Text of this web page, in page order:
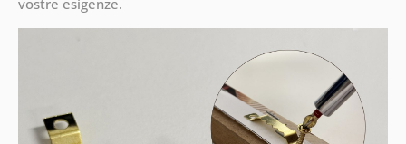
vostre esigenze.